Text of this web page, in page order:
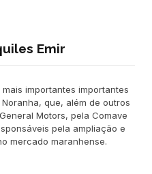
Emir
importantes importantes
que, além de outros
Motors, pela Comave
pela ampliação e
mercado maranhense.